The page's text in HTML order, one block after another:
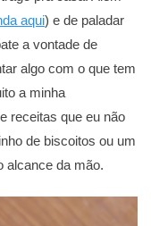
aqui) e de paladar
a vontade de
algo com o que tem
a minha
receitas que eu não
de biscoitos ou um
alcance da mão.